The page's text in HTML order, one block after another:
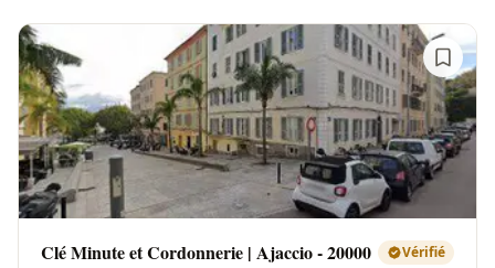
Clé Minute et Cordonnerie | Ajaccio - 20000
Vérifié